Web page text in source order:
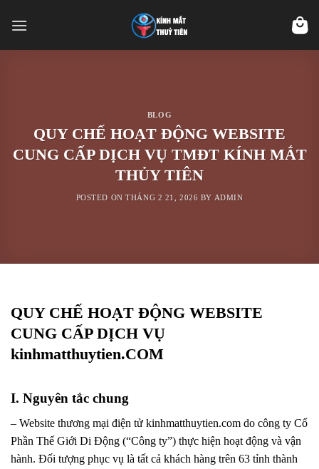
BLOG
QUY CHẾ HOẠT ĐỘNG WEBSITE
CUNG CẤP DỊCH VỤ TMĐT KÍNH MẮT
THỦY TIÊN
POSTED ONTHÁNG 2 21, 2026 BY ADMIN
QUY CHẾ HOẠT ĐỘNG WEBSITE
CUNG CẤP DỊCH VỤ
kinhmatthuytien.COM
I. Nguyên tắc chung
– Website thương mại điện tử kinhmatthuytien.com do công ty Cổ
Phần Thế Giới Di Động (“Công ty”) thực hiện hoạt động và vận
hành. Đối tượng phục vụ là tất cả khách hàng trên 63 tỉnh thành